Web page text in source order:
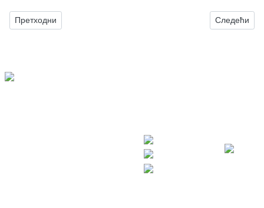
Претходни чланак: Festivali
Претходни Следећи
Следећи